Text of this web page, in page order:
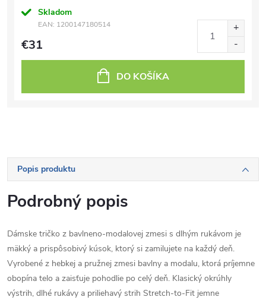
Skladom
EAN: 1200147180514
€31
DO KOŠÍKA
Popis produktu
Podrobný popis
Dámske tričko z bavlneno-modalovej zmesi s dlhým rukávom je
mäkký a prispôsobivý kúsok, ktorý si zamilujete na každý deň.
Vyrobené z hebkej a pružnej zmesi bavlny a modalu, ktorá príjemne
obopína telo a zaisťuje pohodlie po celý deň. Klasický okrúhly
výstrih, dlhé rukávy a priliehavý strih Stretch-to-Fit jemne